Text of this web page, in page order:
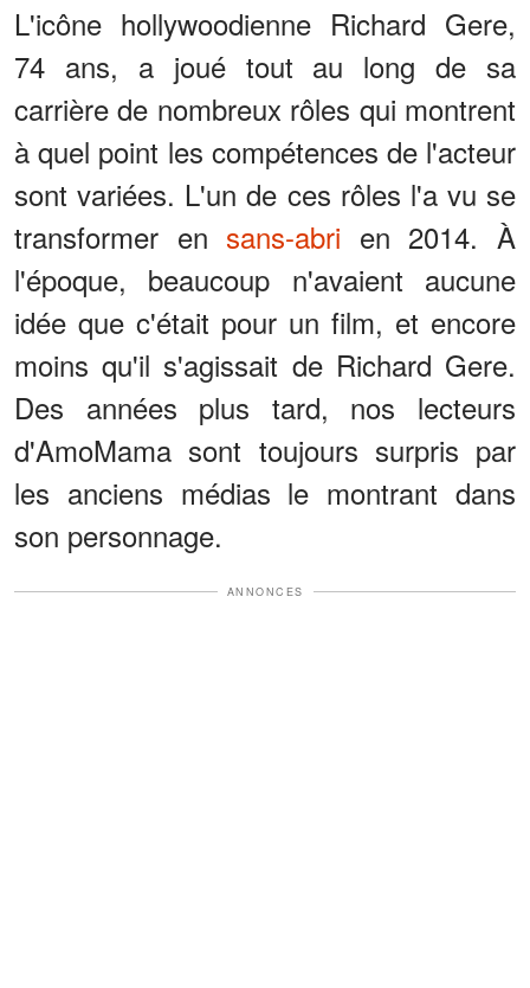
L'icône hollywoodienne Richard Gere,
74 ans, a joué tout au long de sa
carrière de nombreux rôles qui montrent
à quel point les compétences de l'acteur
sont variées. L'un de ces rôles l'a vu se
transformer en sans-abri en 2014. À
l'époque, beaucoup n'avaient aucune
idée que c'était pour un film, et encore
moins qu'il s'agissait de Richard Gere.
Des années plus tard, nos lecteurs
d'AmoMama sont toujours surpris par
les anciens médias le montrant dans
son personnage.
ANNONCES